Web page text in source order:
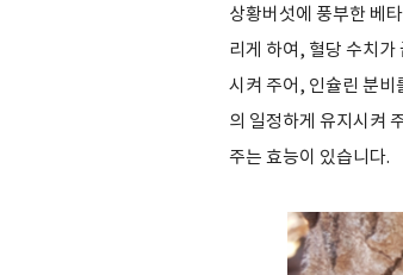
상황버섯에 풍부한 베
리게 하여, 혈당 수치가
시켜 주어, 인슐린 분비
의 일정하게 유지시켜
주는 효능이 있습니다.